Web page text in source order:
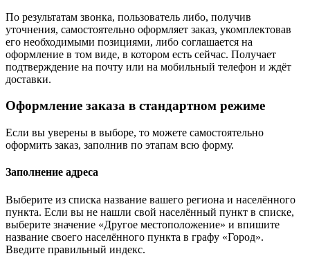
По результатам звонка, пользователь либо, получив
уточнения, самостоятельно оформляет заказ, укомплектовав
его необходимыми позициями, либо соглашается на
оформление в том виде, в котором есть сейчас. Получает
подтверждение на почту или на мобильный телефон и ждёт
доставки.
Оформление заказа в стандартном режиме
Если вы уверены в выборе, то можете самостоятельно
оформить заказ, заполнив по этапам всю форму.
Заполнение адреса
Выберите из списка название вашего региона и населённого
пункта. Если вы не нашли свой населённый пункт в списке,
выберите значение «Другое местоположение» и впишите
название своего населённого пункта в графу «Город».
Введите правильный индекс.